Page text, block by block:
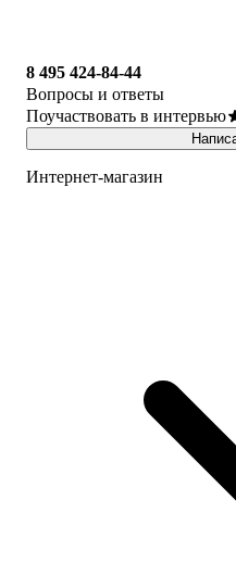
8 495 424-84-44
Вопросы и ответы
Поучаствовать в интервью
Интернет-магазин